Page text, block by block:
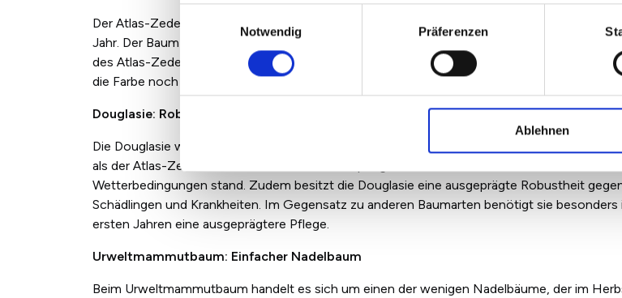
Notwendig
Präferenzen
Ablehnen
Der Atlas-Zeder kann mehrere Meter groß werden und hat ein Wachstum von 30 bis 50
Jahr. Der Baum ist sehr pflegeleicht und besitzt nur wenige Ansprüche an seinen Standort.
des Atlas-Zeders stechen mit ihrer blaugrünen Färbung deutlich hervor. Je nach Art des
die Farbe noch stärker ausgeprägt sein.
Douglasie: Robust und pflegeleicht
Die Douglasie wächst pro Jahr genau wie die Atlas-Zeder 30 bis 50 Zentimeter, kann
als der Atlas-Zeder höher werden. Sie ist sehr pflegeleicht und hält verschiedensten
Wetterbedingungen stand. Zudem besitzt die Douglasie eine ausgeprägte Robustheit
Schädlingen und Krankheiten. Im Gegensatz zu anderen Baumarten benötigt sie besonders
ersten Jahren eine ausgeprägtere Pflege.
Urweltmammutbaum: Einfacher Nadelbaum
Beim Urweltmammutbaum handelt es sich um einen der wenigen Nadelbäume, der im